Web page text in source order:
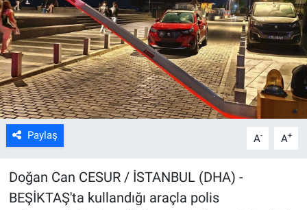
Paylaş A- A+
Doğan Can CESUR / İSTANBUL (DHA) -
BEŞİKTAŞ'ta kullandığı araçla polis
Kültür Sanat
Bilim ve Teknoloji
Genel